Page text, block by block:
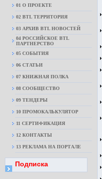
01 О ПРОЕКТЕ
02 BTL ТЕРРИТОРИЯ
03 АРХИВ BTL НОВОСТЕЙ
04 РОССИЙСКОЕ BTL
ПАРТНЕРСТВО
05 СОБЫТИЯ
06 СТАТЬИ
07 КНИЖНАЯ ПОЛКА
08 CООБЩЕСТВО
09 ТЕНДЕРЫ
10 ПРОМОКАЛЬКУЛЯТОР
11 СЕРТИФИКАЦИЯ
12 КОНТАКТЫ
13 РЕКЛАМА НА ПОРТАЛЕ
Подписка